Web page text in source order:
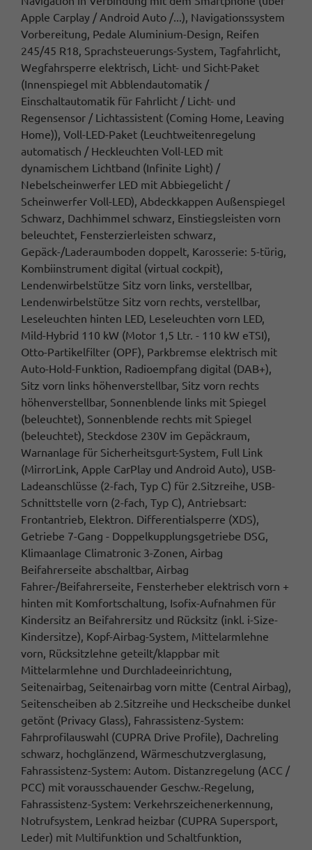
Apple Carplay / Android Auto /...), Navigationssystem
Vorbereitung, Pedale Aluminium-Design, Reifen
245/45 R18, Sprachsteuerungs-System, Tagfahrlicht,
Wegfahrsperre elektrisch, Licht- und Sicht-Paket
(Innenspiegel mit Abblendautomatik /
Einschaltautomatik für Fahrlicht / Licht- und
Regensensor / Lichtassistent (Coming Home, Leaving
Home)), Voll-LED-Paket (Leuchtweitenregelung
automatisch / Heckleuchten Voll-LED mit
dynamischem Lichtband (Infinite Light) /
Nebelscheinwerfer LED mit Abbiegelicht /
Scheinwerfer Voll-LED), Abdeckkappen Außenspiegel
Schwarz, Dachhimmel schwarz, Einstiegsleisten vorn
beleuchtet, Fensterzierleisten schwarz,
Gepäck-/Laderaumboden doppelt, Karosserie: 5-türig,
Kombiinstrument digital (virtual cockpit),
Lendenwirbelstütze Sitz vorn links, verstellbar,
Lendenwirbelstütze Sitz vorn rechts, verstellbar,
Leseleuchten hinten LED, Leseleuchten vorn LED,
Mild-Hybrid 110 kW (Motor 1,5 Ltr. - 110 kW eTSI),
Otto-Partikelfilter (OPF), Parkbremse elektrisch mit
Auto-Hold-Funktion, Radioempfang digital (DAB+),
Sitz vorn links höhenverstellbar, Sitz vorn rechts
höhenverstellbar, Sonnenblende links mit Spiegel
(beleuchtet), Sonnenblende rechts mit Spiegel
(beleuchtet), Steckdose 230V im Gepäckraum,
Warnanlage für Sicherheitsgurt-System, Full Link
(MirrorLink, Apple CarPlay und Android Auto), USB-
Ladeanschlüsse (2-fach, Typ C) für 2.Sitzreihe, USB-
Schnittstelle vorn (2-fach, Typ C), Antriebsart:
Frontantrieb, Elektron. Differentialsperre (XDS),
Getriebe 7-Gang - Doppelkupplungsgetriebe DSG,
Klimaanlage Climatronic 3-Zonen, Airbag
Beifahrerseite abschaltbar, Airbag
Fahrer-/Beifahrerseite, Fensterheber elektrisch vorn +
hinten mit Komfortschaltung, Isofix-Aufnahmen für
Kindersitz an Beifahrersitz und Rücksitz (inkl. i-Size-
Kindersitze), Kopf-Airbag-System, Mittelarmlehne
vorn, Rücksitzlehne geteilt/klappbar mit
Mittelarmlehne und Durchladeeinrichtung,
Seitenairbag, Seitenairbag vorn mitte (Central Airbag),
Seitenscheiben ab 2.Sitzreihe und Heckscheibe dunkel
getönt (Privacy Glass), Fahrassistenz-System:
Fahrprofilauswahl (CUPRA Drive Profile), Dachreling
schwarz, hochglänzend, Wärmeschutzverglasung,
Fahrassistenz-System: Autom. Distanzregelung (ACC /
PCC) mit vorausschauender Geschw.-Regelung,
Fahrassistenz-System: Verkehrszeichenerkennung,
Notrufsystem, Lenkrad heizbar (CUPRA Supersport,
Leder) mit Multifunktion und Schaltfunktion,